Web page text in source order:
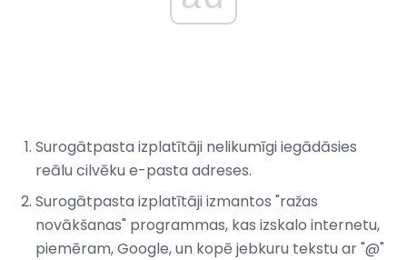
Surogātpasta izplatītāji nelikumīgi iegādāsies
reālu cilvēku e-pasta adreses.
Surogātpasta izplatītāji izmantos "ražas
novākšanas" programmas, kas izskalo internetu,
piemēram, Google, un kopē jebkuru tekstu ar "@"